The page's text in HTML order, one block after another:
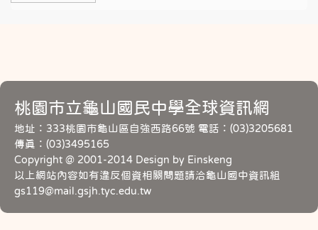
桃園市立龜山國民中學全球資訊網
地址：333桃園市龜山區自強西路66號 電話：(03)3205681
傳真：(03)3495165
Copyright @ 2001-2014 Design by Einskeng
以上網站內容如有違反個資相關問題請洽龜山國中資訊組
gs119@mail.gsjh.tyc.edu.tw